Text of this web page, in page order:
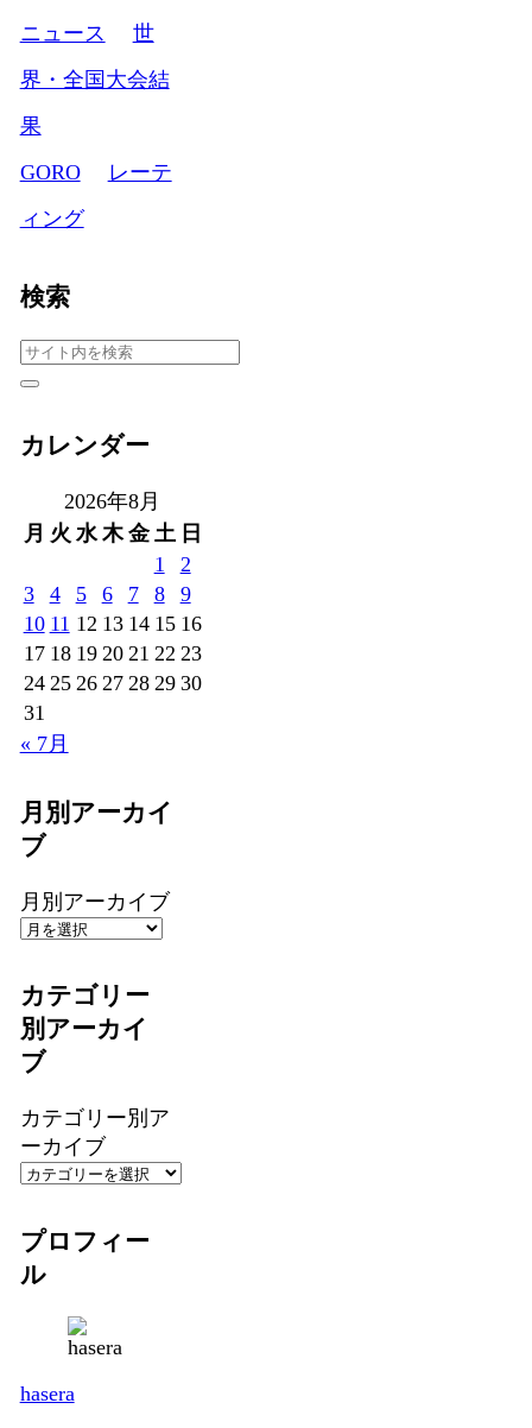
ニュース
世
界・全国大会結
果
GORO
レーテ
ィング
検索
カレンダー
2026年8月
月 火 水 木 金 土 日
1
2
3
4 5 6 7 8
9
10 11 12 13 14 15 16
17 18 19 20 21 22 23
24 25 26 27 28 29 30
31
« 7月
月別アーカイ
ブ
月別アーカイブ
カテゴリー
別アーカイ
ブ
カテゴリー別ア
ーカイブ
プロフィー
ル
hasera